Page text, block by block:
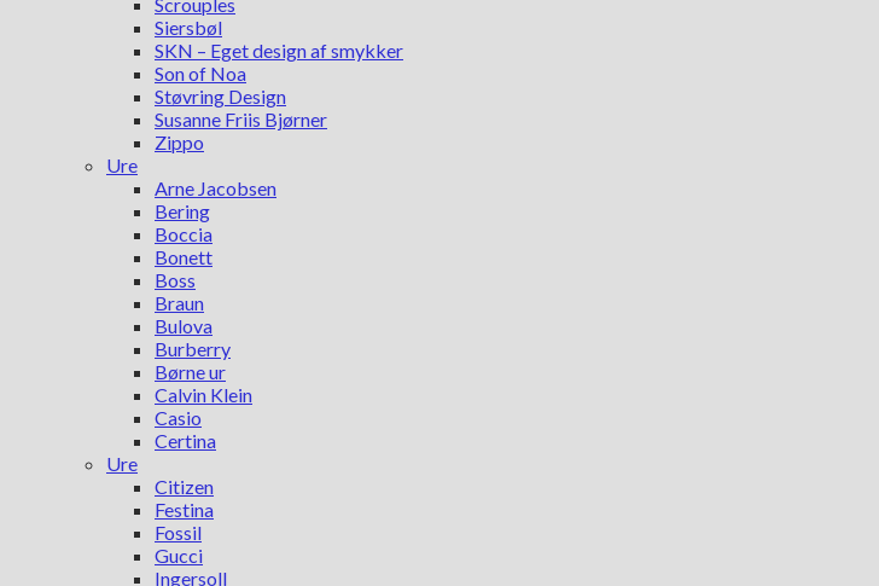
Siersbøl
SKN – Eget design af smykker
Son of Noa
Støvring Design
Susanne Friis Bjørner
Zippo
Ure
Arne Jacobsen
Bering
Boccia
Bonett
Boss
Braun
Bulova
Burberry
Børne ur
Calvin Klein
Casio
Certina
Ure
Citizen
Festina
Fossil
Gucci
Ingersoll